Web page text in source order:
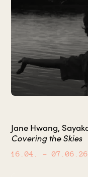
Jane Hwang,
Covering the Skies
16.04. – 07.06.26